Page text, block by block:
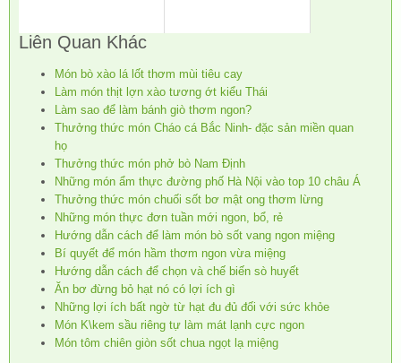
Liên Quan Khác
Món bò xào lá lốt thơm mùi tiêu cay
Làm món thịt lợn xào tương ớt kiểu Thái
Làm sao để làm bánh giò thơm ngon?
Thưởng thức món Cháo cá Bắc Ninh- đặc sản miền quan
họ
Thưởng thức món phở bò Nam Định
Những món ẩm thực đường phố Hà Nội vào top 10 châu Á
Thưởng thức món chuối sốt bơ mật ong thơm lừng
Những món thực đơn tuần mới ngon, bổ, rẻ
Hướng dẫn cách để làm món bò sốt vang ngon miệng
Bí quyết để món hầm thơm ngon vừa miệng
Hướng dẫn cách để chọn và chế biến sò huyết
Ăn bơ đừng bỏ hạt nó có lợi ích gì
Những lợi ích bất ngờ từ hạt đu đủ đối với sức khỏe
Món K\kem sầu riêng tự làm mát lạnh cực ngon
Món tôm chiên giòn sốt chua ngọt lạ miệng